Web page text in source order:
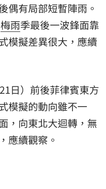
偶有局部短暫陣雨。
梅雨季最後一波鋒面靠
模擬差異很大，應續
日）前後菲律賓東方
模擬的動向雖不一
，向東北大迴轉，無
應續觀察。